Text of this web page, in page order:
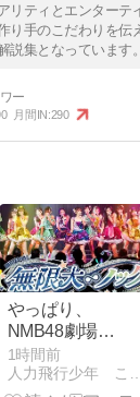
リティとエンターテ
り手のこだわりを伝
説集となっています。
月間IN:290
やっぱり、
NMB48劇場公
演は良いな～
1時間前